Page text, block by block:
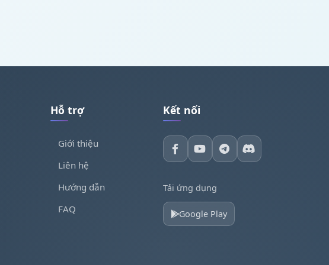
Hỗ trợ
Giới thiệu
Liên hệ
Hướng dẫn
FAQ
Kết nối
Tải ứng dụng
Google Play